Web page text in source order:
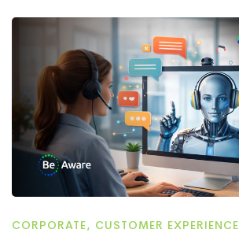
CORPORATE, CUSTOMER EXPERIENCE